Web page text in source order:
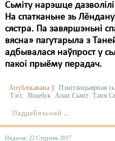
Сьміту нарэшце
На спатканьне зь
сястра. Па завяршэньні
вясна» пагутарыла з
адбывалася наўпрост у
пакоі прыёму перадач.
Апублікавана ў Пэнітэнцыярная
Тэгі: Віцебск Алан Сьміт Таня
Падрабязьней ...
Нядзеля, 22 Студзень 2017